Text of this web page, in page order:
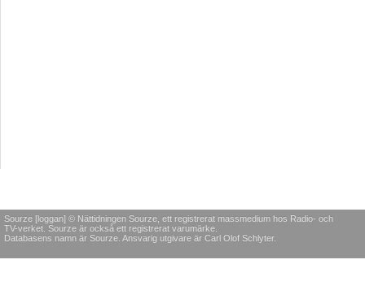
Sourze [loggan] © Nättidningen Sourze, ett registrerat massmedium hos Radio- och
TV-verket. Sourze är också ett registrerat varumärke.
Databasens namn är Sourze. Ansvarig utgivare är Carl Olof Schlyter.